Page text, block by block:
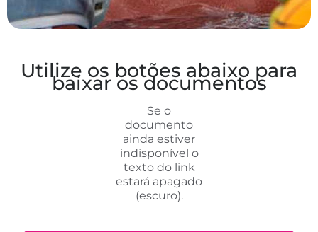
Utilize os botões abaixo para
baixar os documentos
Se o
documento
ainda estiver
indisponível o
texto do link
estará apagado
(escuro).